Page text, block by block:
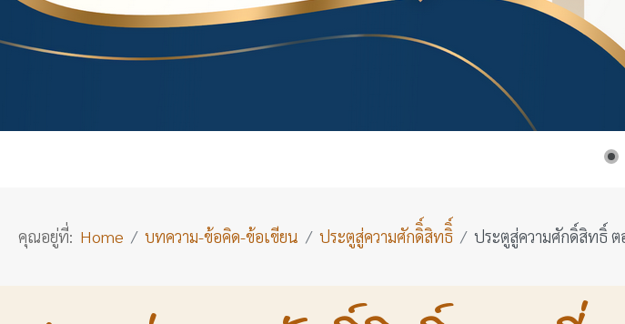
คุณอยู่ที่: Home บทความ-ข้อคิด-ข้อเขียน ประตูสู่ความศักดิิ์สิทธิิ์ ประตูสู่ความศักดิ์สิทธิ์